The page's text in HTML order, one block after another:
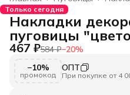
Только сегодня
Накладки
пуговицы
467 ₽584 ₽−20%
−10%
промокод
ОПТ
При покупке от 4